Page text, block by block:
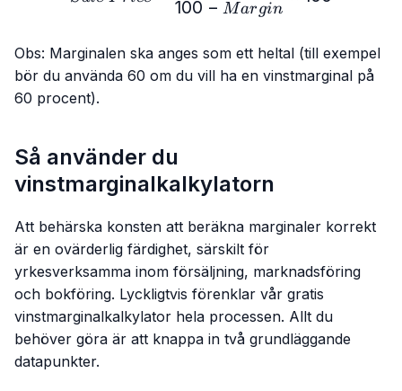
100 − Margin
Obs: Marginalen ska anges som ett heltal (till exempel
bör du använda 60 om du vill ha en vinstmarginal på
60 procent).
Så använder du
vinstmarginalkalkylatorn
Att behärska konsten att beräkna marginaler korrekt
är en ovärderlig färdighet, särskilt för
yrkesverksamma inom försäljning, marknadsföring
och bokföring. Lyckligtvis förenklar vår gratis
vinstmarginalkalkylator hela processen. Allt du
behöver göra är att knappa in två grundläggande
datapunkter.